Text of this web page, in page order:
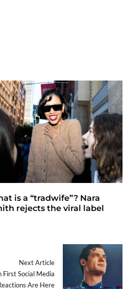
is a “tradwife”? Nara
rejects the viral label
Next Article
First Social Media
Are Here